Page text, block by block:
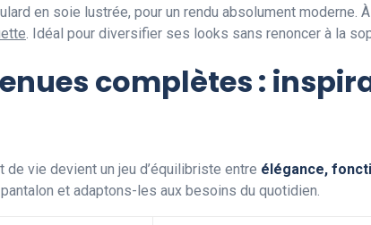
en soie lustrée, pour un rendu absolument moderne.
. Idéal pour diversifier ses looks sans renoncer à la
complètes :
vie devient un jeu d’équilibriste entre élégance,
et adaptons-les aux besoins du quotidien.